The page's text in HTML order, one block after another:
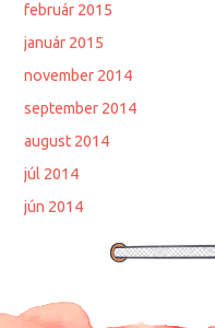
február 2015
január 2015
november 2014
september 2014
august 2014
júl 2014
jún 2014